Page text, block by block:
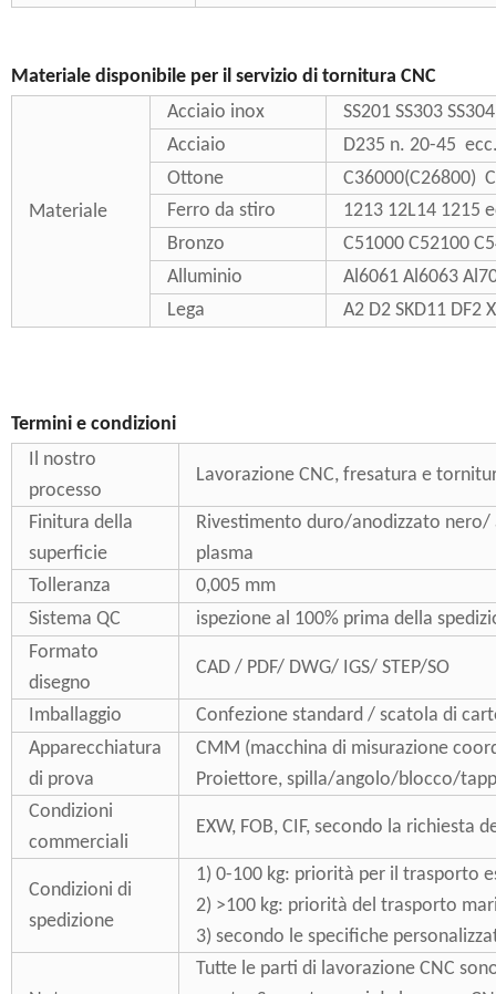
Materiale disponibile per il servizio di tornitura CNC
Materiale
Acciaio inox
SS201 SS303
Acciaio
D235 n. 20-45
Ottone
C36000(C26800)
Ferro da stiro
1213 12L14 1215
Bronzo
C51000 C52100
Alluminio
Al6061 Al6063
Lega
A2 D2 SKD11 DF2
Termini e condizioni
Il nostro
processo
Lavorazione CNC, fresatura e
Finitura della
superficie
Rivestimento duro/anodizzato
plasma
Tolleranza
0,005 mm
Sistema QC
ispezione al 100% prima della
Formato
disegno
CAD / PDF/ DWG/ IGS/ STEP/SO
Imballaggio
Confezione standard / scatola di
Apparecchiatura
di prova
CMM (macchina di misurazione
Proiettore, spilla/angolo/blocco/
Condizioni
commerciali
EXW, FOB, CIF, secondo la richiesta
Condizioni di
spedizione
1) 0-100 kg: priorità per il trasporto
2) >100 kg: priorità del trasporto
3) secondo le specifiche
Tutte le parti di lavorazione CNC